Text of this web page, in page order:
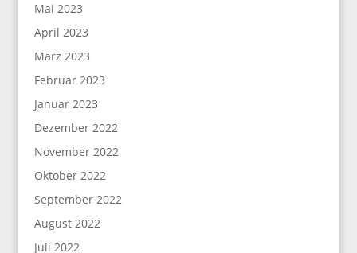
Mai 2023
April 2023
März 2023
Februar 2023
Januar 2023
Dezember 2022
November 2022
Oktober 2022
September 2022
August 2022
Juli 2022